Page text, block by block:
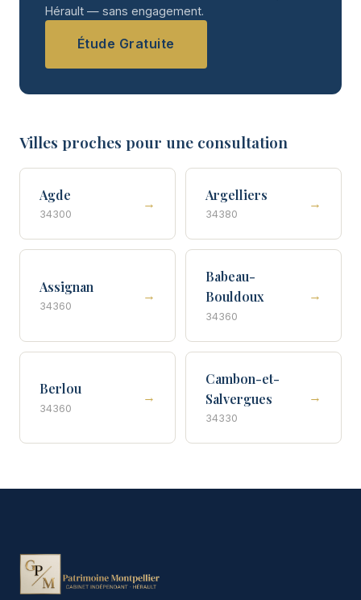
Hérault — sans engagement.
Étude Gratuite
Villes proches pour une consultation
Agde
34300
→
Argelliers
34380
→
Assignan
34360
→
Babeau-
Bouldoux
34360
→
Berlou
34360
→
Cambon-et-
Salvergues
34330
→